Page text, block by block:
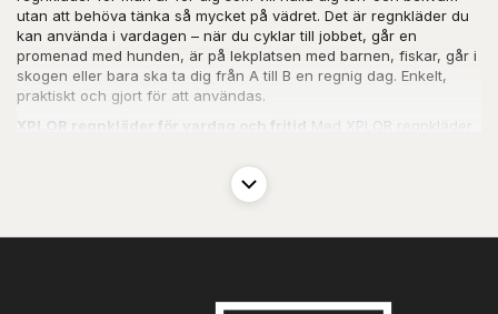
utan att behöva tänka så mycket på vädret. Det är regnkläder du
kan använda i vardagen – när du cyklar till jobbet, går en
promenad med hunden, är på lekplatsen med barnen, fiskar, går i
skogen eller bara ska ta dig från A till B en regnig dag. Enkelt,
praktiskt och gjort för att användas.
XPLOR regnkläder för vardag och fritid Med XPLOR regnkläder
Jackor och byxor är tillverkade i slitstarka material med tejpade
sömmar och hög vattenpelare, så att regnet håller sig ute – även
när det verkligen öser ner. Samtidigt är regnkläderna ventilerande,